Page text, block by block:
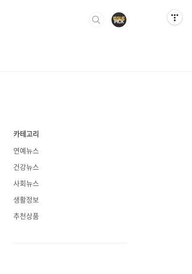
카테고리
연예뉴스
건강뉴스
사회뉴스
생활정보
추천상품